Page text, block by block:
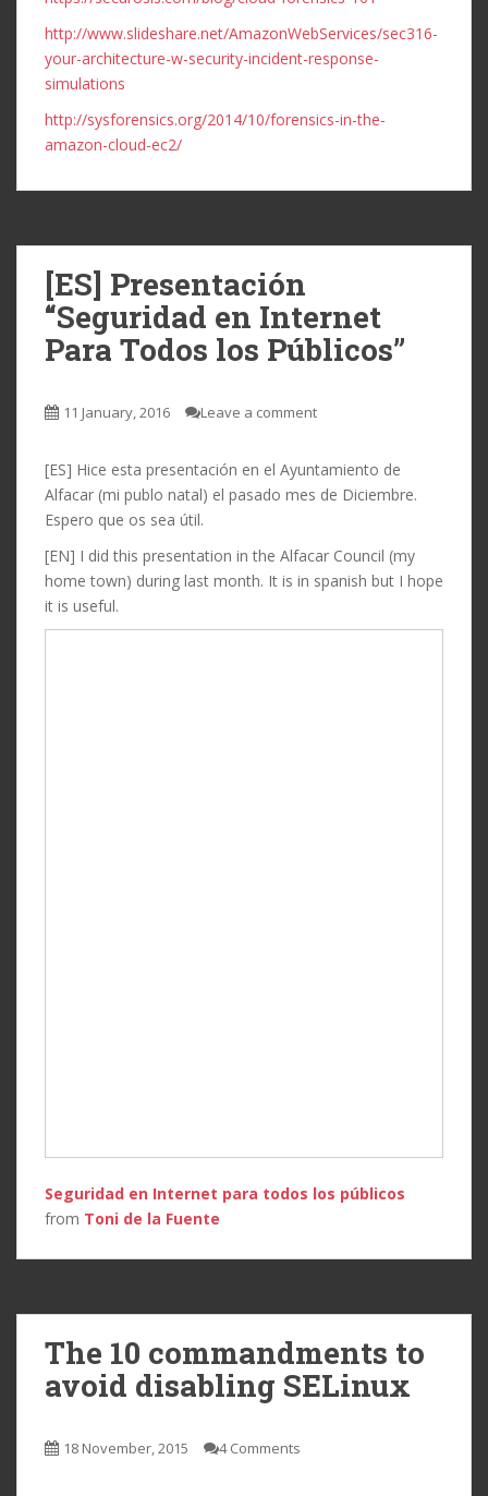
http://www.slideshare.net/AmazonWebServices/sec316-
your-architecture-w-security-incident-response-
simulations
http://sysforensics.org/2014/10/forensics-in-the-
amazon-cloud-ec2/
[ES] Presentación
“Seguridad en Internet
Para Todos los Públicos”
11 January, 2016 Leave a comment
[ES] Hice esta presentación en el Ayuntamiento de
Alfacar (mi publo natal) el pasado mes de Diciembre.
Espero que os sea útil.
[EN] I did this presentation in the Alfacar Council (my
home town) during last month. It is in spanish but I hope
it is useful.
Seguridad en Internet para todos los públicos
from Toni de la Fuente
The 10 commandments to
avoid disabling SELinux
18 November, 2015 4 Comments